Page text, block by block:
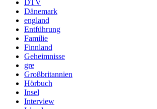
DTV
Dänemark
england
Entführung
Familie
Finnland
Geheimnisse
gre
Großbritannien
Hörbuch
Insel
Interview